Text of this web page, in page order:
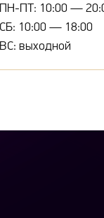
ПН-ПТ: 10:00 —
СБ: 10:00 — 18:00
ВС: выходной